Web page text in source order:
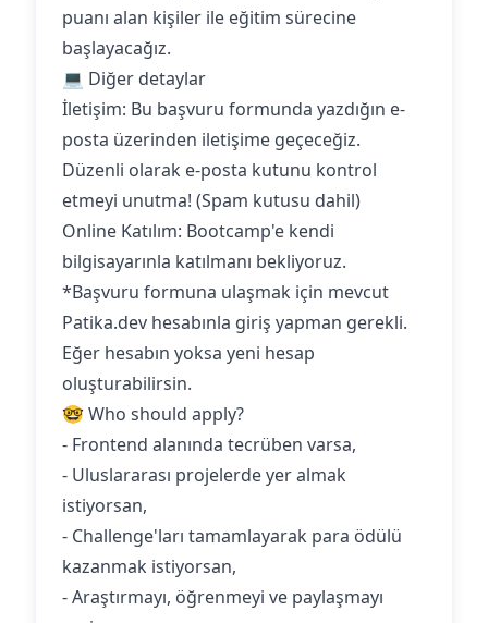
puanı alan kişiler ile eğitim sürecine
başlayacağız.
💻 Diğer detaylar
İletişim: Bu başvuru formunda yazdığın e-
posta üzerinden iletişime geçeceğiz.
Düzenli olarak e-posta kutunu kontrol
etmeyi unutma! (Spam kutusu dahil)
Online Katılım: Bootcamp'e kendi
bilgisayarınla katılmanı bekliyoruz.‍
*Başvuru formuna ulaşmak için mevcut
Patika.dev hesabınla giriş yapman gerekli.
Eğer hesabın yoksa yeni hesap
oluşturabilirsin.
🤓 Who should apply?
- Frontend alanında tecrüben varsa,
- Uluslararası projelerde yer almak
istiyorsan,
- Challenge'ları tamamlayarak para ödülü
kazanmak istiyorsan,
- Araştırmayı, öğrenmeyi ve paylaşmayı